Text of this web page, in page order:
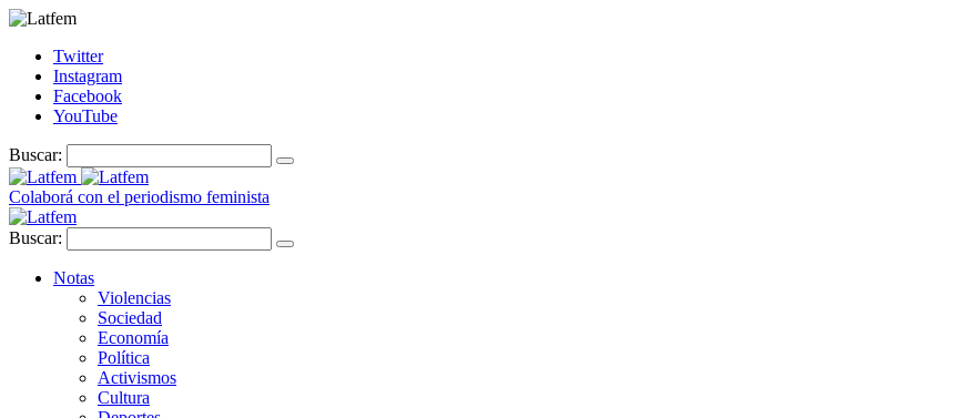
Twitter
Instagram
Facebook
YouTube
Buscar:
Colaborá con el periodismo feminista
Buscar:
Notas
Violencias
Sociedad
Economía
Política
Activismos
Cultura